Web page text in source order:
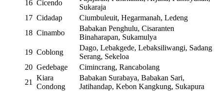
16 Cicendo
Sukaraja
17 Cidadap
Ciumbuleuit, Hegarmanah, Ledeng
18 Cinambo
Babakan Penghulu, Cisaranten
Binaharapan, Sukamulya
19 Coblong
Dago, Lebakgede, Lebaksiliwangi, Sadang
Serang, Sekeloa
20 Gedebage
Cimincrang, Rancabolang
21
Kiara
Condong
Babakan Surabaya, Babakan Sari,
Jatihandap, Kebon Kangkung, Sukapura